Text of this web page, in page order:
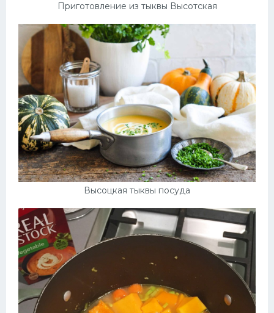
Приготовление из тыквы Высотская
Высоцкая тыквы посуда